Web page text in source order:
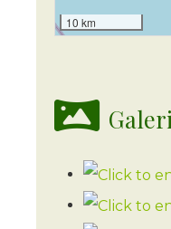
10 km